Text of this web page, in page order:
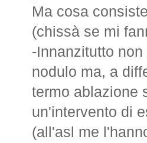
Ma cosa
(chissà se mi
-Innanzitutto
nodulo ma, a
termo ablazione
un'intervento di
(all'asl me